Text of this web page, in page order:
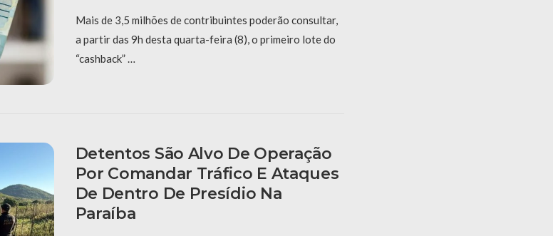
Mais de 3,5 milhões de contribuintes poderão consultar,
a partir das 9h desta quarta-feira (8), o primeiro lote do
“cashback” …
Detentos São Alvo De Operação
Por Comandar Tráfico E Ataques
De Dentro De Presídio Na
Paraíba